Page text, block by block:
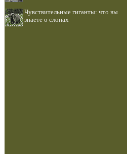
Чувствительные гиганты: что вы
знаете о слонах